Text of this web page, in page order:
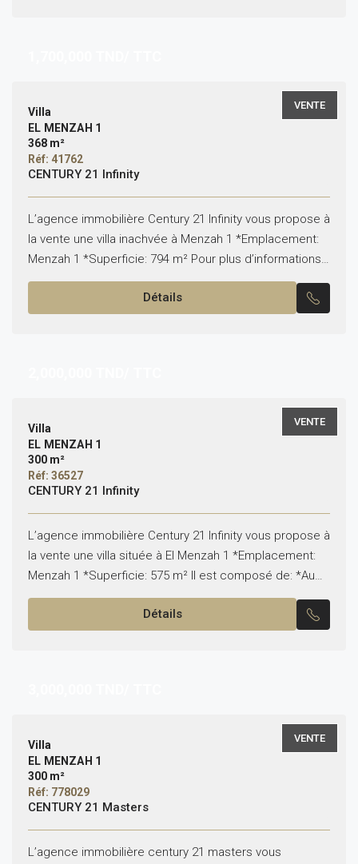
VENTE
Villa
EL MENZAH 1
368 m²
Réf: 41762
CENTURY 21 Infinity
L’agence immobilière Century 21 Infinity vous propose à
la vente une villa inachvée à Menzah 1 *Emplacement:
Menzah 1 *Superficie: 794 m² Pour plus d’informations,
veuillez nous contacter sur le +216 27...
Détails
VENTE
Villa
EL MENZAH 1
300 m²
Réf: 36527
CENTURY 21 Infinity
L’agence immobilière Century 21 Infinity vous propose à
la vente une villa située à El Menzah 1 *Emplacement:
Menzah 1 *Superficie: 575 m² Il est composé de: *Au
rez-de-chaussée: -Un salon, une...
Détails
VENTE
Villa
EL MENZAH 1
300 m²
Réf: 778029
CENTURY 21 Masters
L’agence immobilière century 21 masters vous